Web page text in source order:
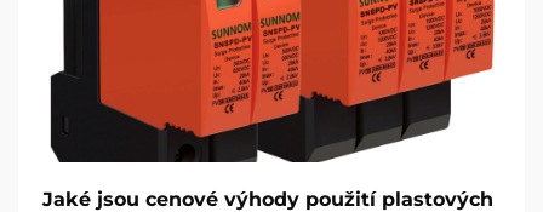
Jaké jsou cenové výhody použití plastových